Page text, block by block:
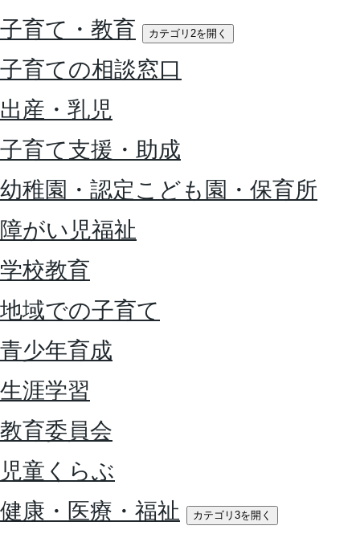
子育て・教育
カテゴリ2を開く
子育ての相談窓口
出産・乳児
子育て支援・助成
幼稚園・認定こども園・保育所
障がい児福祉
学校教育
地域での子育て
青少年育成
生涯学習
教育委員会
児童くらぶ
健康・医療・福祉
カテゴリ3を開く